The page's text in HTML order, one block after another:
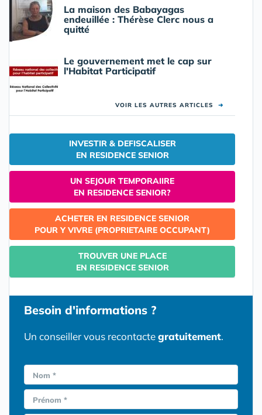
La maison des Babayagas
endeuillée : Thérèse Clerc nous a
quitté
Le gouvernement met le cap sur
l'Habitat Participatif
VOIR LES AUTRES ARTICLES ➜
INVESTIR & DEFISCALISER
EN RESIDENCE SENIOR
UN SEJOUR TEMPORAIIRE
EN RESIDENCE SENIOR?
ACHETER EN RESIDENCE SENIOR
POUR Y VIVRE (PROPRIETAIRE OCCUPANT)
TROUVER UNE PLACE
EN RESIDENCE SENIOR
Besoin d'informations ?
Un conseiller vous recontactegratuitement.
Nom *
Prénom *